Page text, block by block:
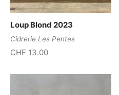
Loup Blond 2023
Cidrerie Les Pentes
CHF 13.00